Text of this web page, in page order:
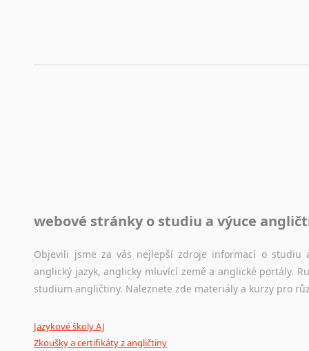
Jazykový korpus je elektronický soubor autentických
původního zdroje textu.
Ostatní pomůcky pro překladatele
poradny a pravidla
webové stránky o studiu a výuce
Objevili jsme za vás nejlepší zdroje informací o studiu
anglický jazyk, anglicky mluvící země a anglické portály.
studium angličtiny. Naleznete zde materiály a kurzy pro
Jazykové školy AJ
Zkoušky a certifikáty z angličtiny